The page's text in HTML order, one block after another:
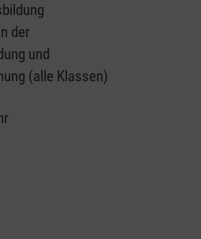
der
und
(alle Klassen)